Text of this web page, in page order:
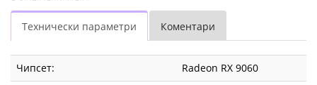
Технически параметри Коментари
Чипсет:
Radeon RX 9060